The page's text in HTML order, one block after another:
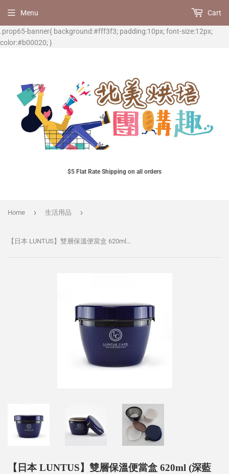
.prop65-banner{ background:#fff3f3; padding:10px; font-size:12px;
color:#b00020; }
$5 Flat Rate Shipping on all orders
Menu Cart
Home › 生活用品 ›
【日本 LUNTUS】雙層保溫便當盒 620ml (深藍色)
【日本 LUNTUS】雙層保溫便當盒 620ml (深藍